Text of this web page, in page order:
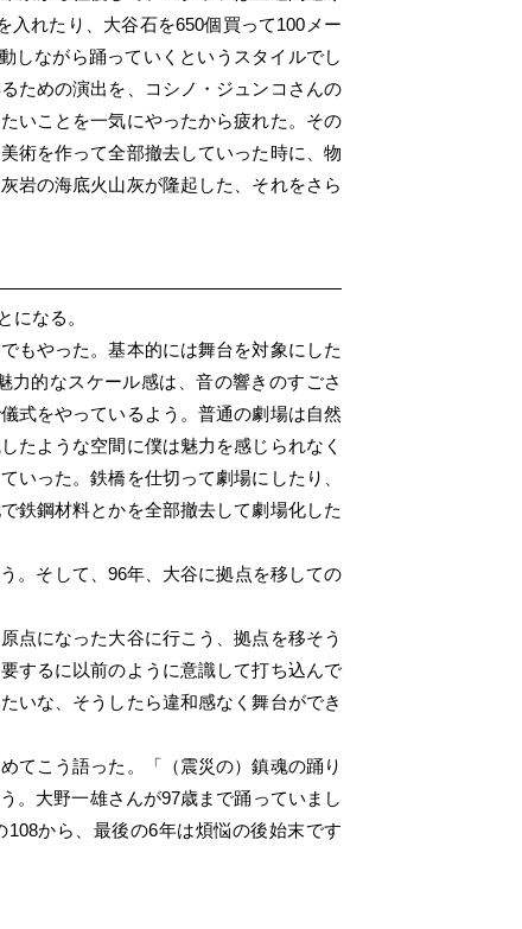
れたり、大谷石を650個買って100メー
しながら踊っていくというスタイルでし
ための演出を、コシノ・ジュンコさんの
いことを一気にやったから疲れた。その
術を作って全部撤去していった時に、物
岩の海底火山灰が隆起した、それをさら
になる。
もやった。基本的には舞台を対象にした
的なスケール感は、音の響きのすごさ
式をやっているよう。普通の劇場は自然
たような空間に僕は魅力を感じられなく
いった。鉄橋を仕切って劇場にしたり、
鉄鋼材料とかを全部撤去して劇場化した
。そして、96年、大谷に拠点を移しての
点になった大谷に行こう、拠点を移そう
するに以前のように意識して打ち込んで
いな、そうしたら違和感なく舞台ができ
てこう語った。「（震災の）鎮魂の踊り
。大野一雄さんが97歳まで踊っていまし
から、最後の6年は煩悩の後始末です